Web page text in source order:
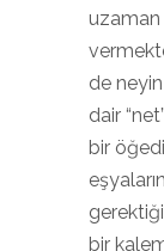
uzaman
de
dair
bir
bir